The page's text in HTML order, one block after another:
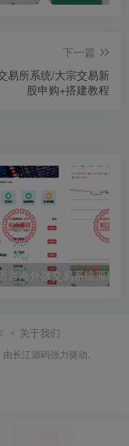
下一篇
易所系统/大宗交易新
股申购+搭建教程
关于我们
· 由长江源码强力驱动.